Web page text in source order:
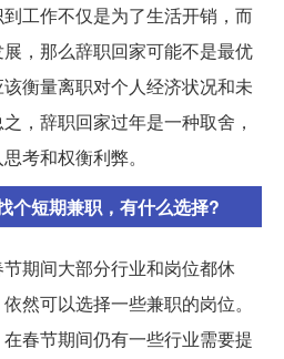
工作不仅是为了生活开销，而
，那么辞职回家可能不是最优
衡量离职对个人经济状况和未
，辞职回家过年是一种取舍，
考和权衡利弊。
个短期兼职，有什么选择?
期间大部分行业和岗位都休
然可以选择一些兼职的岗位。
春节期间仍有一些行业需要提